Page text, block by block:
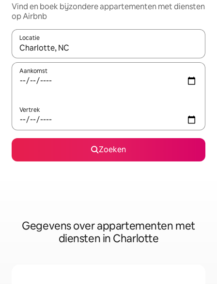
Vind en boek bijzondere appartementen met diensten
op Airbnb
Locatie
Wanneer er resultaten beschikbaar zijn, maak je een keuze
Aankomst
Vertrek
Zoeken
Gegevens over appartementen met
diensten in Charlotte